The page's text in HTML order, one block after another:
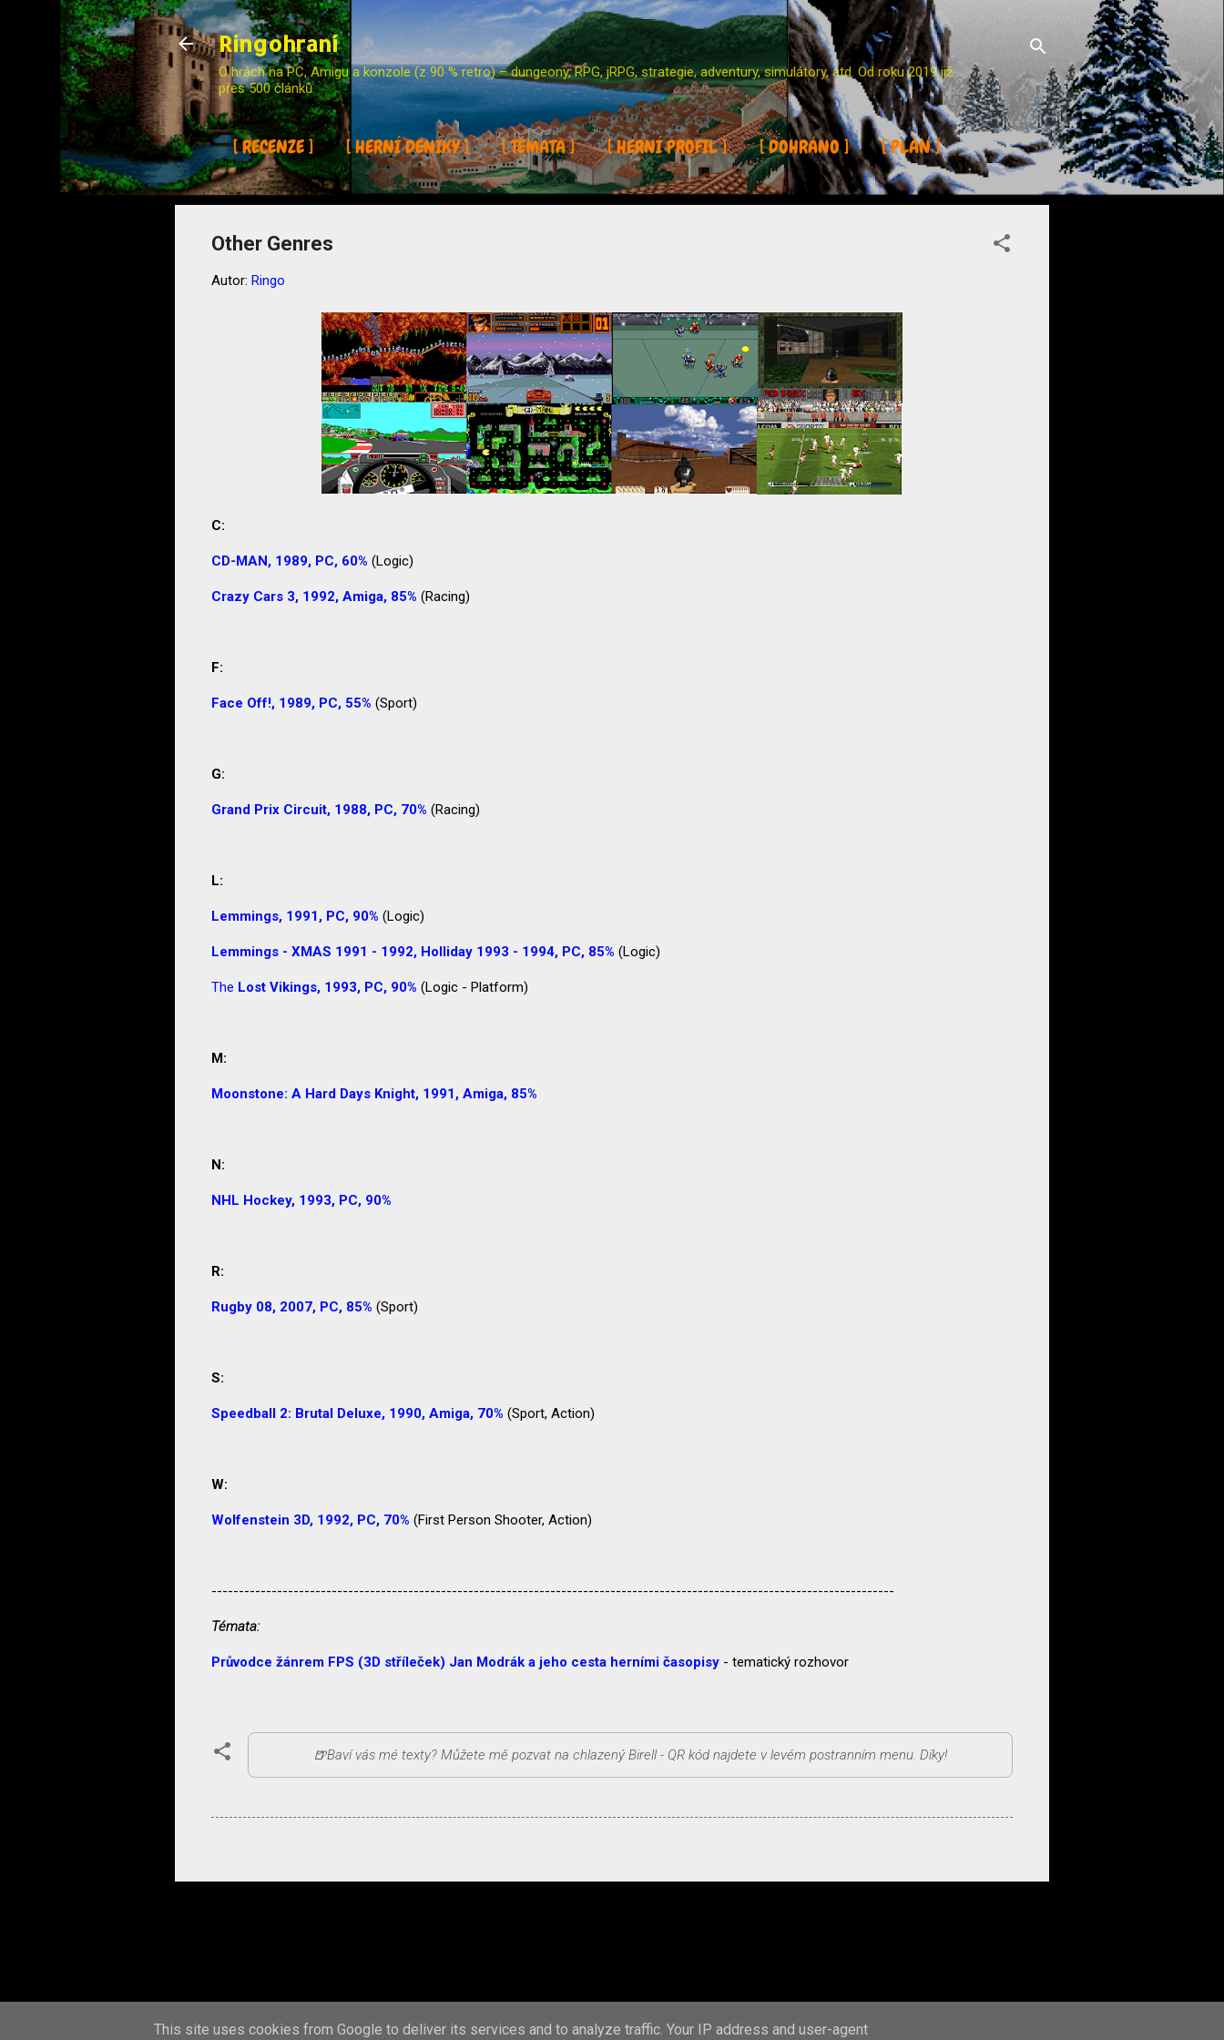
Přeskočit na hlavní obsah
Ringohraní
O hrách na PC, Amigu a konzole (z 90 % retro) – dungeony, RPG, jRPG, strategie, adventury, simulátory, atd. Od roku 2019 již
přes 500 článků.
[ RECENZE ] [ HERNÍ DENÍKY ] [ TÉMATA ] [ HERNÍ PROFIL ] [ DOHRÁNO ] [ PLÁN ]
Other Genres
Autor: Ringo
C:
CD-MAN, 1989, PC, 60% (Logic)
Crazy Cars 3, 1992, Amiga, 85% (Racing)
F:
Face Off!, 1989, PC, 55% (Sport)
G:
Grand Prix Circuit, 1988, PC, 70% (Racing)
L:
Lemmings, 1991, PC, 90% (Logic)
Lemmings - XMAS 1991 - 1992, Holliday 1993 - 1994, PC, 85% (Logic)
The Lost Vikings, 1993, PC, 90% (Logic - Platform)
M:
Moonstone: A Hard Days Knight, 1991, Amiga, 85%
N:
NHL Hockey, 1993, PC, 90%
R:
Rugby 08, 2007, PC, 85% (Sport)
S:
Speedball 2: Brutal Deluxe, 1990, Amiga, 70% (Sport, Action)
W:
Wolfenstein 3D, 1992, PC, 70% (First Person Shooter, Action)
-----------------------------------------------------------------------------------------------------------------------------
Témata:
Průvodce žánrem FPS (3D stříleček) Jan Modrák a jeho cesta herními časopisy - tematický rozhovor
This site uses cookies from Google to deliver its services and to analyze traffic. Your IP address and user-agent